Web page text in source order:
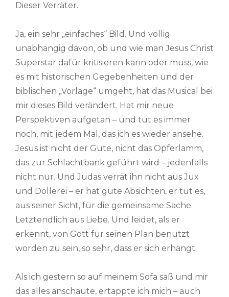
Dieser Verräter.
Ja, ein sehr „einfaches“ Bild. Und völlig
unabhängig davon, ob und wie man Jesus Christ
Superstar dafür kritisieren kann oder muss, wie
es mit historischen Gegebenheiten und der
biblischen „Vorlage“ umgeht, hat das Musical bei
mir dieses Bild verändert. Hat mir neue
Perspektiven aufgetan – und tut es immer
noch, mit jedem Mal, das ich es wieder ansehe.
Jesus ist nicht der Gute, nicht das Opferlamm,
das zur Schlachtbank geführt wird – jedenfalls
nicht nur. Und Judas verrät ihn nicht aus Jux
und Dollerei – er hat gute Absichten, er tut es,
aus seiner Sicht, für die gemeinsame Sache.
Letztendlich aus Liebe. Und leidet, als er
erkennt, von Gott für seinen Plan benutzt
worden zu sein, so sehr, dass er sich erhängt.
Als ich gestern so auf meinem Sofa saß und mir
das alles anschaute, ertappte ich mich – auch